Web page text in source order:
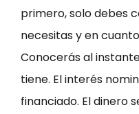
primero, solo debes
necesitas y en
Conocerás al
tiene. El interés
financiado. El dinero